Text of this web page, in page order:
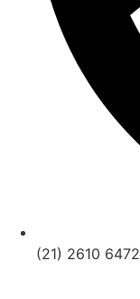
(21) 2610 6472